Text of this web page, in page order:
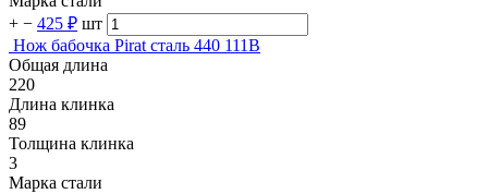
+ − 425 ₽ шт
Нож бабочка Pirat сталь 440 111B
Общая длина
220
Длина клинка
89
Толщина клинка
3
Марка стали